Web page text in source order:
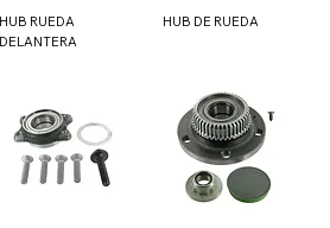
HUB RUEDA
DELANTERA
HUB DE RUEDA